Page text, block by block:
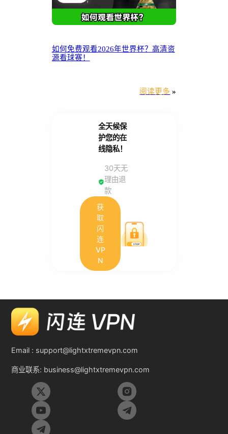
如何免费观看2026年世界杯？高清资
源看球赛！
阅读更多 »
全天候保
护您的在
线隐私！
30天无
理由退
款
获
取
闪
连
VP
N
Email : support@lightxtremevpn.com
商业联系: business@lightxtremevpn.com